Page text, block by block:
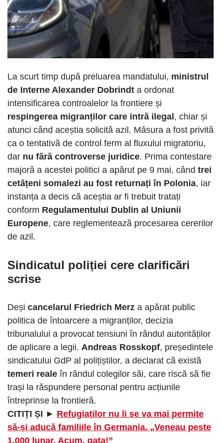
La scurt timp după preluarea mandatului, ministrul
de Interne Alexander Dobrindt a ordonat
intensificarea controalelor la frontiere și
respingerea migranților care intră ilegal , chiar și
atunci când aceștia solicită azil. Măsura a fost privită
ca o tentativă de control ferm al fluxului migratoriu,
dar nu fără controverse juridice. Prima contestare
majoră a acestei politici a apărut pe 9 mai, când trei
cetățeni somalezi au fost returnați în Polonia, iar
instanța a decis că aceștia ar fi trebuit tratați
conform Regulamentului Dublin al Uniunii
Europene, care reglementează procesarea cererilor
de azil.
Sindicatul poliției cere clarificări
scrise
Deși cancelarul Friedrich Merz a apărat public
politica de întoarcere a migranților, decizia
tribunalului a provocat tensiuni în rândul autorităților
de aplicare a legii. Andreas Rosskopf, președintele
sindicatului GdP al polițiștilor, a declarat că există
temeri reale în rândul colegilor săi, care riscă să fie
trași la răspundere personal pentru acțiunile
întreprinse la frontieră.
CITIȚI ȘI ► Refugiaților nu li se va mai permite
să-și aducă familiile în Germania. „Veneau peste
1.000 lunar. Acum, gata!”